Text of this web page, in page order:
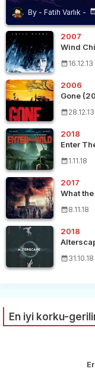
Fatih Varlık
2007
Wind
16.12.13
2006
Gone
28.12.13
2018
Enter
1.11.18
2017
What
8.11.18
2018
31.10.18
En iyi korku-